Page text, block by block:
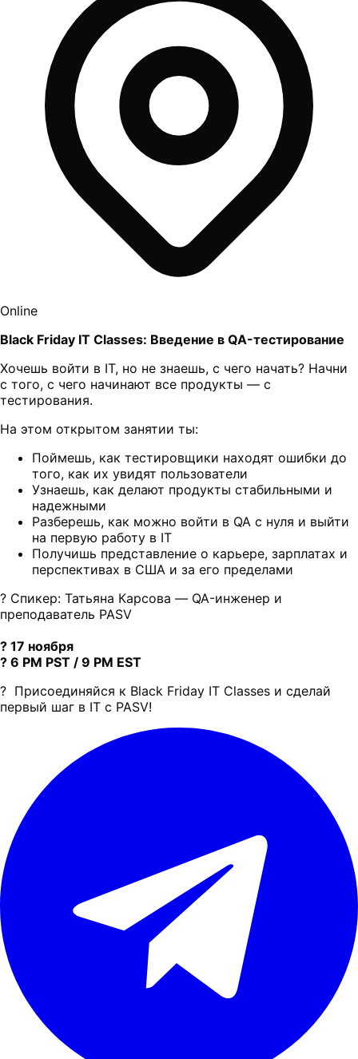
Online
Black Friday IT Classes: Введение в QA-тестирование
Хочешь войти в IT, но не знаешь, с чего начать? Начни
с того, с чего начинают все продукты — с
тестирования.
На этом открытом занятии ты:
Поймешь, как тестировщики находят ошибки до
того, как их увидят пользователи
Узнаешь, как делают продукты стабильными и
надежными
Разберешь, как можно войти в QA с нуля и выйти
на первую работу в IT
Получишь представление о карьере, зарплатах и
перспективах в США и за его пределами
?️ Спикер: Татьяна Карсова — QA-инженер и
преподаватель PASV
? 17 ноября
? 6 PM PST / 9 PM EST
? Присоединяйся к Black Friday IT Classes и сделай
первый шаг в IT с PASV!